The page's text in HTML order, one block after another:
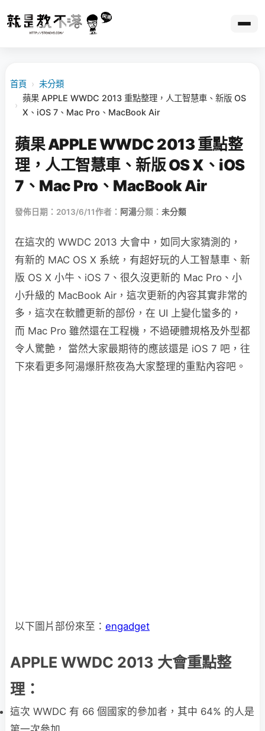
首頁 › 未分類
›
蘋果 APPLE WWDC 2013 重點整理，人工智慧車、新版 OS
X、iOS 7、Mac Pro、MacBook Air
蘋果 APPLE WWDC 2013 重點整
理，人工智慧車、新版 OS X、iOS
7、Mac Pro、MacBook Air
發佈日期：2013/6/11作者： 阿湯分類： 未分類
在這次的 WWDC 2013 大會中，如同大家猜測的，
有新的 MAC OS X 系統，有超好玩的人工智慧車、新
版 OS X 小牛、iOS 7、很久沒更新的 Mac Pro、小
小升級的 MacBook Air，這次更新的內容其實非常的
多，這次在軟體更新的部份，在 UI 上變化蠻多的，
而 Mac Pro 雖然還在工程機，不過硬體規格及外型都
令人驚艶， 當然大家最期待的應該還是 iOS 7 吧，往
下來看更多阿湯爆肝熬夜為大家整理的重點內容吧。
以下圖片部份來至： engadget
APPLE WWDC 2013 大會重點整
理：
這次 WWDC 有 66 個國家的參加者，其中 64% 的人是